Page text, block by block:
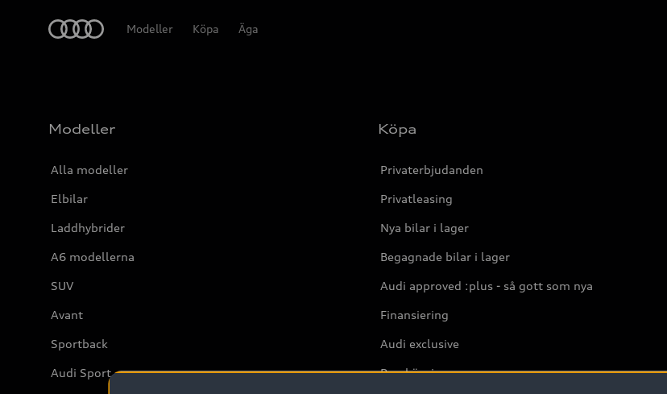
Modeller Köpa Äga
Modeller
Alla modeller
Elbilar
Laddhybrider
A6 modellerna
SUV
Avant
Sportback
Audi Sport
Köpa
Privaterbjudanden
Privatleasing
Nya bilar i lager
Begagnade bilar i lager
Audi approved :plus - så gott som nya
Finansiering
Audi exclusive
Provkörning